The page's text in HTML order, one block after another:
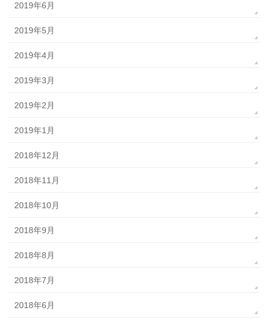
2019年6月
2019年5月
2019年4月
2019年3月
2019年2月
2019年1月
2018年12月
2018年11月
2018年10月
2018年9月
2018年8月
2018年7月
2018年6月